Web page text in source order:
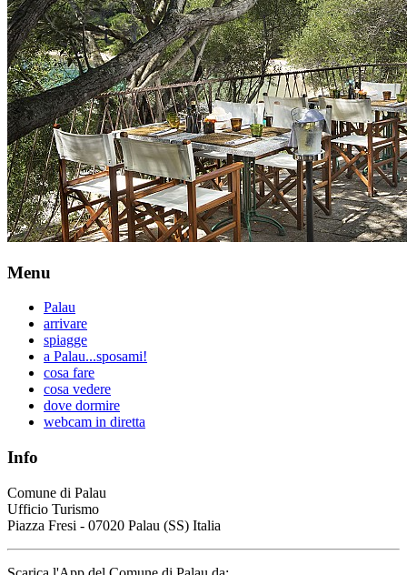
Menu
Palau
arrivare
spiagge
a Palau...sposami!
cosa fare
cosa vedere
dove dormire
webcam in diretta
Info
Comune di Palau
Ufficio Turismo
Piazza Fresi - 07020 Palau (SS) Italia